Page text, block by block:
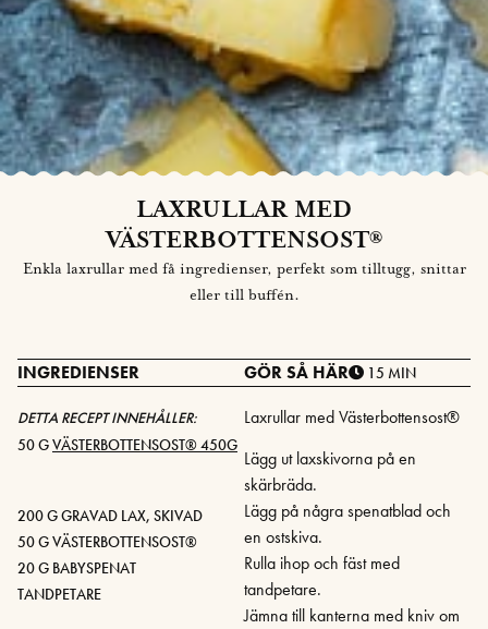
LAXRULLAR MED
VÄSTERBOTTENSOST®
Enkla laxrullar med få ingredienser, perfekt som tilltugg, snittar
eller till buffén.
INGREDIENSER
DETTA RECEPT INNEHÅLLER:
50 GVÄSTERBOTTENSOST® 450G
200 G GRAVAD LAX, SKIVAD
50 G VÄSTERBOTTENSOST®
20 G BABYSPENAT
TANDPETARE
GÖR SÅ HÄR 15 MIN
Laxrullar med Västerbottensost®
Lägg ut laxskivorna på en
skärbräda.
Lägg på några spenatblad och
en ostskiva.
Rulla ihop och fäst med
tandpetare.
Jämna till kanterna med kniv om